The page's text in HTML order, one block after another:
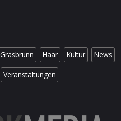
Grasbrunn Haar Kultur News
Veranstaltungen